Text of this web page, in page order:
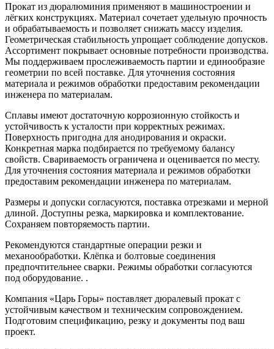
Прокат из дюралюминия применяют в машиностроении и
лёгких конструкциях. Материал сочетает удельную прочность
и обрабатываемость и позволяет снижать массу изделия.
Геометрическая стабильность упрощает соблюдение допусков.
Ассортимент покрывает основные потребности производства.
Мы поддерживаем прослеживаемость партии и единообразие
геометрии по всей поставке. Для уточнения состояния
материала и режимов обработки предоставим рекомендации
инженера по материалам.
Сплавы имеют достаточную коррозионную стойкость и
устойчивость к усталости при корректных режимах.
Поверхность пригодна для анодирования и окраски.
Конкретная марка подбирается по требуемому балансу
свойств. Свариваемость ограничена и оценивается по месту.
Для уточнения состояния материала и режимов обработки
предоставим рекомендации инженера по материалам.
Размеры и допуски согласуются, поставка отрезками и мерной
длиной. Доступны резка, маркировка и комплектование.
Сохраняем повторяемость партии.
Рекомендуются стандартные операции резки и
механообработки. Клёпка и болтовые соединения
предпочтительнее сварки. Режимы обработки согласуются
под оборудование. .
Компания «Царь Горы» поставляет дюралевый прокат с
устойчивым качеством и техническим сопровождением.
Подготовим спецификацию, резку и документы под ваш
проект.